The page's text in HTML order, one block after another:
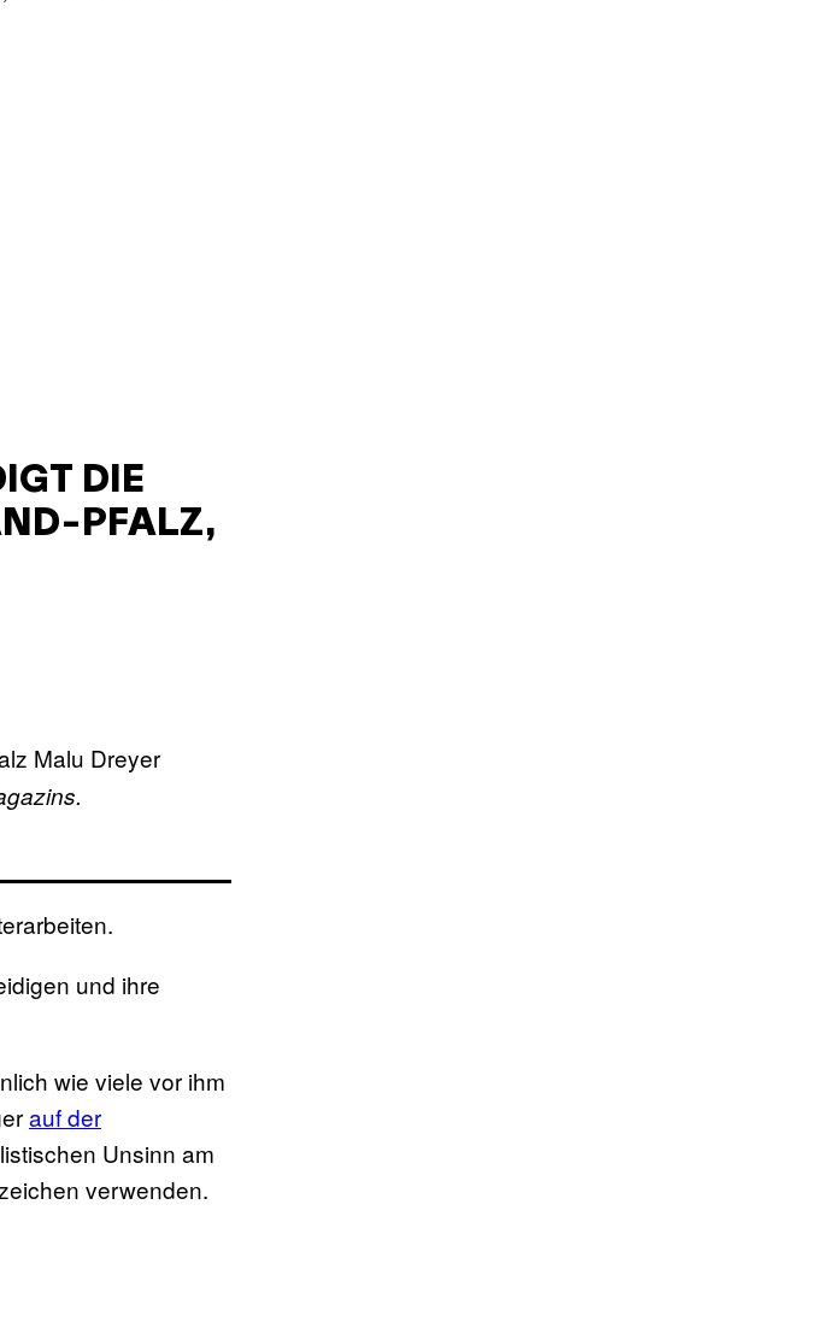
DIE
PFALZ,
Malu Dreyer
und ihre
wie viele vor ihm
auf der
Unsinn am
verwenden.